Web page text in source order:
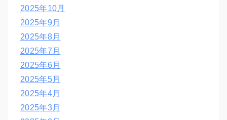
2025年10月
2025年9月
2025年8月
2025年7月
2025年6月
2025年5月
2025年4月
2025年3月